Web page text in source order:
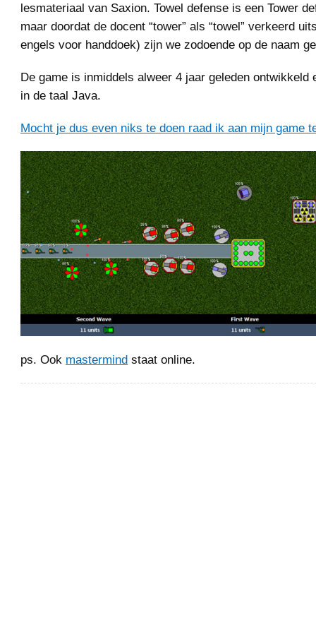
lesmateriaal van Saxion. Towel defense is een Tower
maar doordat de docent “tower” als “towel” verkeerd
engels voor handdoek) zijn we zodoende op de naam
De game is inmiddels alweer 4 jaar geleden ontwikkeld
in de taal Java.
Mocht je dus even niks te doen raad ik aan mijn game
ps. Ook mastermind staat online.